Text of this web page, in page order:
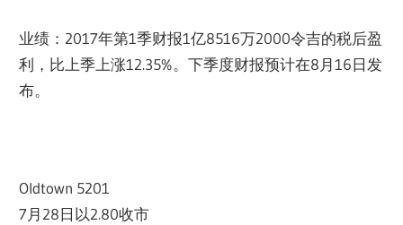
业绩：2017年第1季财报1亿8516万2000令吉的税后盈
利，比上季上涨12.35%。下季度财报预计在8月16日发
布。
Oldtown 5201
7月28日以2.80收市